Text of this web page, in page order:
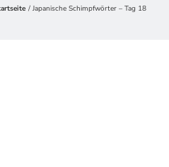
Japanische Schimpfwörter – Tag 18